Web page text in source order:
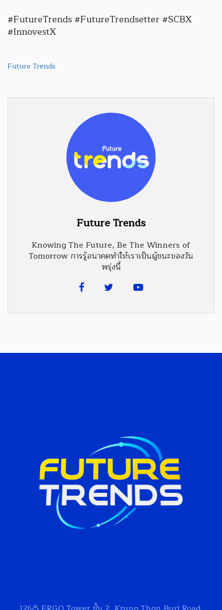
#FutureTrends #FutureTrendsetter #SCBX
#InnovestX
Future Trends
Future Trends
Knowing The Future, Be The Winners of
Tomorrow การรู้อนาคตทำให้เราเป็นผู้ชนะของวัน
พรุ่งนี้